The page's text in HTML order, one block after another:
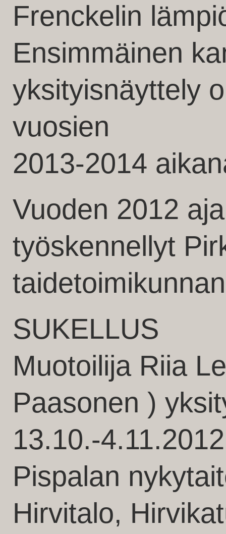
Frenckelin
Ensimmäinen
yksityisnäyttely
vuosien
2013-2014
Vuoden 2012
työskennellyt
SUKELLUS
Muotoilija Riia
Paasonen )
13.10.-4.11.2012
Pispalan
Hirvitalo,